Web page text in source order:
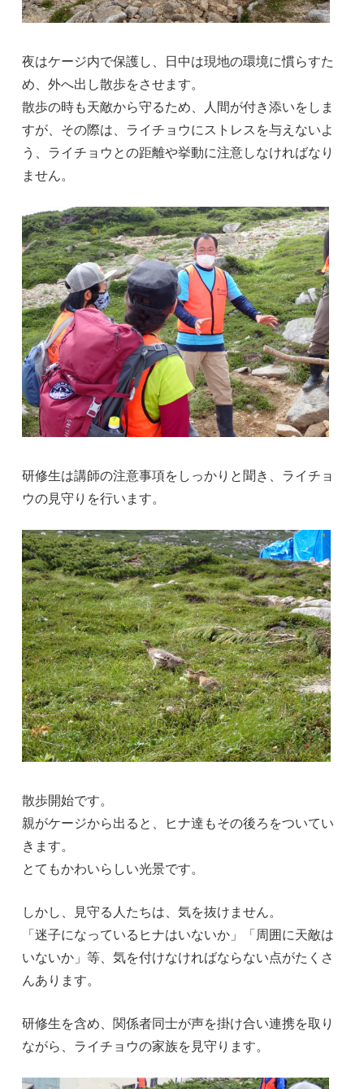
夜はケージ内で保護し、日中は現地の環境に慣らすた
め、外へ出し散歩をさせます。
散歩の時も天敵から守るため、人間が付き添いをしま
すが、その際は、ライチョウにストレスを与えないよ
う、ライチョウとの距離や挙動に注意しなければなり
ません。
研修生は講師の注意事項をしっかりと聞き、ライチョ
ウの見守りを行います。
散歩開始です。
親がケージから出ると、ヒナ達もその後ろをついてい
きます。
とてもかわいらしい光景です。
しかし、見守る人たちは、気を抜けません。
「迷子になっているヒナはいないか」「周囲に天敵は
いないか」等、気を付けなければならない点がたくさ
んあります。
研修生を含め、関係者同士が声を掛け合い連携を取り
ながら、ライチョウの家族を見守ります。